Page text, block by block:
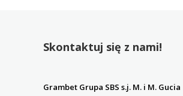
Skontaktuj się z nami!
Grambet Grupa SBS s.j. M. i M. Gucia